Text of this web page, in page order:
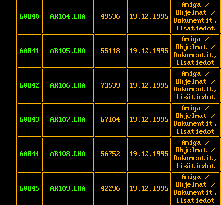
60840 AR104.LHA 49536 19.12.1995
Amiga /
Ohjelmat /
Dokumentit,
lisätiedot
60841 AR105.LHA 55118 19.12.1995
Amiga /
Ohjelmat /
Dokumentit,
lisätiedot
60842 AR106.LHA 73539 19.12.1995
Amiga /
Ohjelmat /
Dokumentit,
lisätiedot
60843 AR107.LHA 67104 19.12.1995
Amiga /
Ohjelmat /
Dokumentit,
lisätiedot
60844 AR108.LHA 56752 19.12.1995
Amiga /
Ohjelmat /
Dokumentit,
lisätiedot
60845 AR109.LHA 42296 19.12.1995
Amiga /
Ohjelmat /
Dokumentit,
lisätiedot